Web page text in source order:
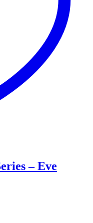
– Eve